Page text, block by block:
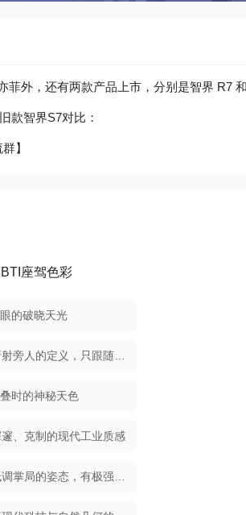
款智界S7对比：
】
座驾色彩
的破晓天光
时的神秘天色
、克制的现代工业质感